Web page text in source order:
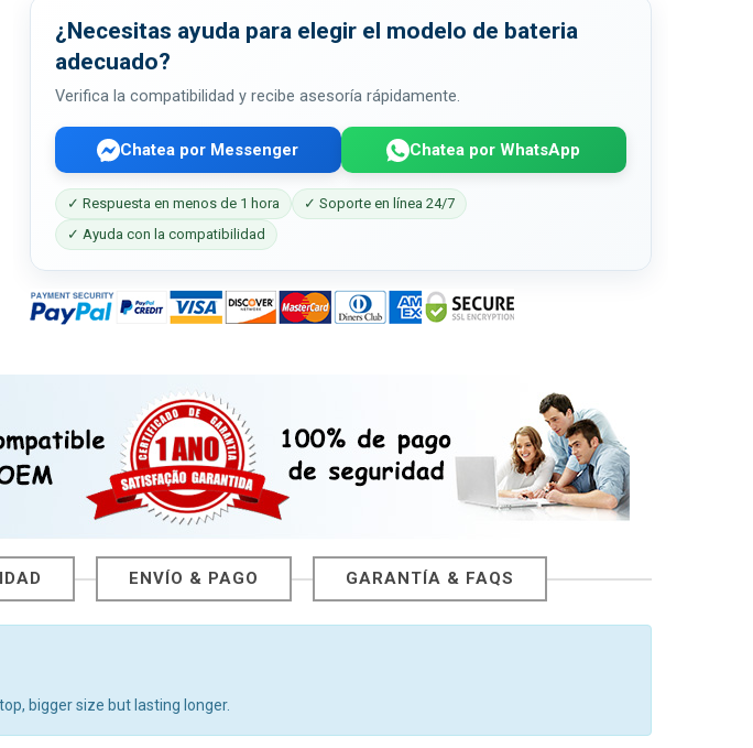
¿Necesitas ayuda para elegir el modelo de bateria
adecuado?
Verifica la compatibilidad y recibe asesoría rápidamente.
Chatea por Messenger Chatea por WhatsApp
✓ Respuesta en menos de 1 hora
✓ Soporte en línea 24/7
✓ Ayuda con la compatibilidad
ENVÍO & PAGO GARANTÍA & FAQS
bigger size but lasting longer.